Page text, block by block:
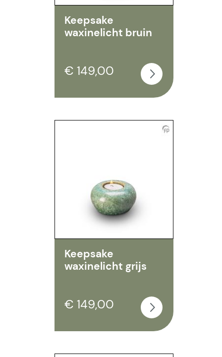
Keepsake
waxinelicht bruin
€ 149,00
Keepsake
waxinelicht grijs
€ 149,00